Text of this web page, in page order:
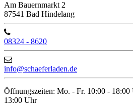
Am Bauernmarkt 2
87541 Bad Hindelang
08324 - 8620
info@schaeferladen.de
Öffnungszeiten: Mo. - Fr. 10:00 -
13:00 Uhr